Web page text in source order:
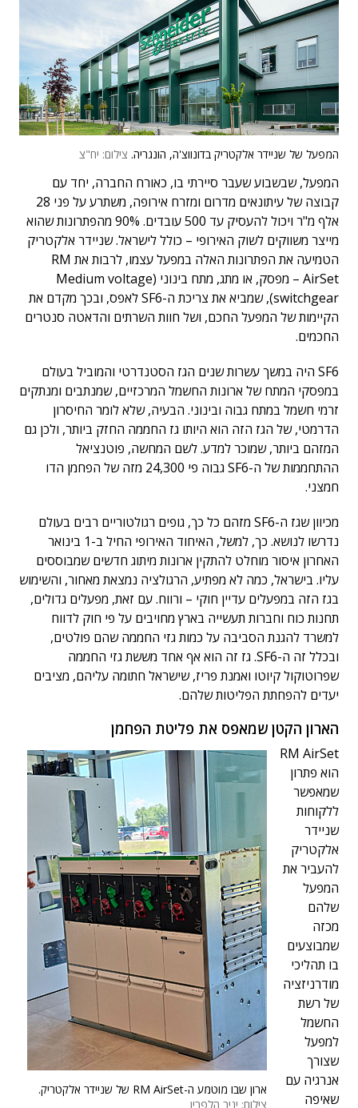
המפעל של שניידר אלקטריק בדונווצ'ה, הונגריה. צילום: יח"צ
המפעל, שבשבוע שעבר סיירתי בו, כאורח החברה, יחד עם
קבוצה של עיתונאים מדרום ומזרח אירופה, משתרע על פני 28
אלף מ"ר ויכול להעסיק עד 500 עובדים. 90% מהפתרונות שהוא
מייצר משווקים לשוק האירופי – כולל לישראל. שניידר אלקטריק
הטמיעה את הפתרונות האלה במפעל עצמו, לרבות את RM
AirSet – מפסק, או מתג, מתח בינוני (Medium voltage
switchgear), שמביא את צריכת ה-SF6 לאפס, ובכך מקדם את
הקיימות של המפעל החכם, ושל חוות השרתים והדאטה סנטרים
החכמים.
SF6 היה במשך עשרות שנים הגז הסטנדרטי והמוביל בעולם
במפסקי המתח של ארונות החשמל המרכזיים, שמנתבים ומנתקים
זרמי חשמל במתח גבוה ובינוני. הבעיה, שלא לומר החיסרון
הדרמטי, של הגז הזה הוא היותו גז החממה החזק ביותר, ולכן גם
המזהם ביותר, שמוכר למדע. לשם המחשה, פוטנציאל
ההתחממות של ה-SF6 גבוה פי 24,300 מזה של הפחמן הדו
חמצני.
מכיוון שגז ה-SF6 מזהם כל כך, גופים רגולטוריים רבים בעולם
נדרשו לנושא. כך, למשל, האיחוד האירופי החיל ב-1 בינואר
האחרון איסור מוחלט להתקין ארונות מיתוג חדשים שמבוססים
עליו. בישראל, כמה לא מפתיע, הרגולציה נמצאת מאחור, והשימוש
בגז הזה במפעלים עדיין חוקי – ורווח. עם זאת, מפעלים גדולים,
תחנות כוח וחברות תעשייה בארץ מחויבים על פי חוק לדווח
למשרד להגנת הסביבה על כמות גזי החממה שהם פולטים,
ובכלל זה ה-SF6. גז זה הוא אף אחד מששת גזי החממה
שפרוטוקול קיוטו ואמנת פריז, שישראל חתומה עליהם, מציבים
יעדים להפחתת הפליטות שלהם.
הארון הקטן שמאפס את פליטת הפחמן
ארון שבו מוטמע ה-RM AirSet של שניידר אלקטריק.
צילום: יניב הלפרין
RM AirSet
הוא פתרון
שמאפשר
ללקוחות
שניידר
אלקטריק
להעביר את
המפעל
שלהם
מכזה
שמבוצעים
בו תהליכי
מודרניזציה
של רשת
החשמל
למפעל
שצורך
אנרגיה עם
שאיפה